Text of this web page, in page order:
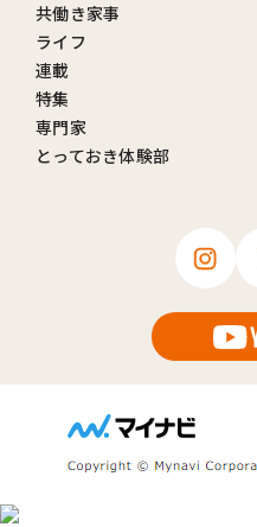
共働き家事
ライフ
連載
特集
専門家
とっておき体験部